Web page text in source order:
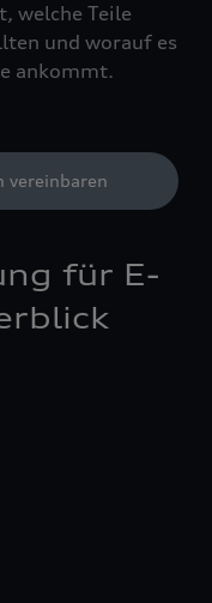
welche Teile
und worauf es
ankommt.
vereinbaren
für E-